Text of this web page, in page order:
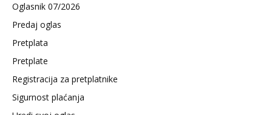
Oglasnik 07/2026
Predaj oglas
Pretplata
Pretplate
Registracija za pretplatnike
Sigurnost plaćanja